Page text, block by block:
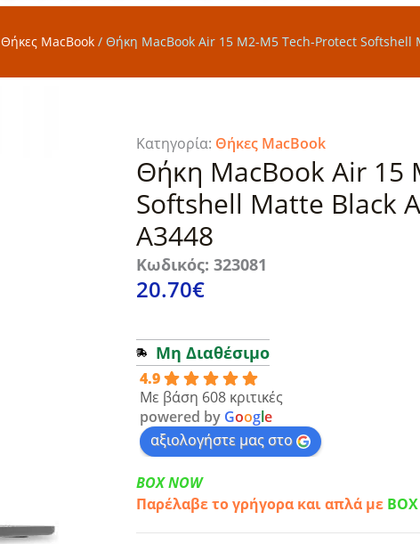
Θήκες MacBook/ Θήκη MacBook Air 15 M2-M5 Tech-Protect Softshell
Κατηγορία: Θήκες MacBook
Θήκη MacBook Air 15
Softshell Matte Black
A3448
Κωδικός: 323081
20.70€
Μη Διαθέσιμο
4.9
Με βάση 608 κριτικές
powered by Google
αξιολογήστε μας στο
BOX NOW
Παρέλαβε το γρήγορα και απλά με